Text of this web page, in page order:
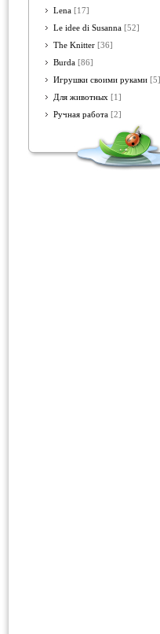
Lena [17]
Le idee di Susanna [52]
The Knitter [36]
Burda [86]
Игрушки своими руками [5]
Для животных [1]
Ручная работа [2]